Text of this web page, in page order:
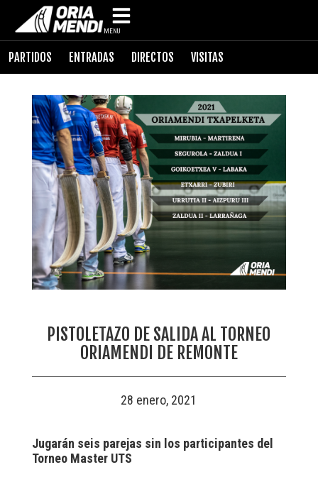
MENU
PARTIDOS ENTRADAS DIRECTOS VISITAS
PISTOLETAZO DE SALIDA AL TORNEO
ORIAMENDI DE REMONTE
28 enero, 2021
Jugarán seis parejas sin los participantes del
Torneo Master UTS